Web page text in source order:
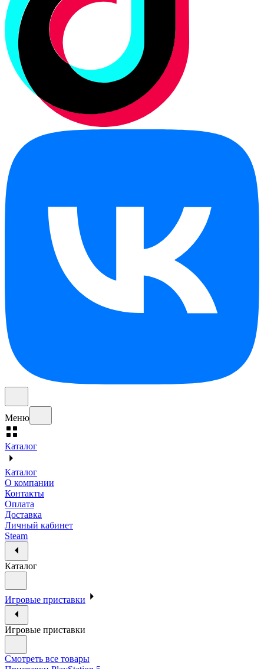
Меню
Каталог
Каталог
О компании
Контакты
Оплата
Доставка
Личный кабинет
Steam
Каталог
Игровые приставки
Игровые приставки
Смотреть все товары